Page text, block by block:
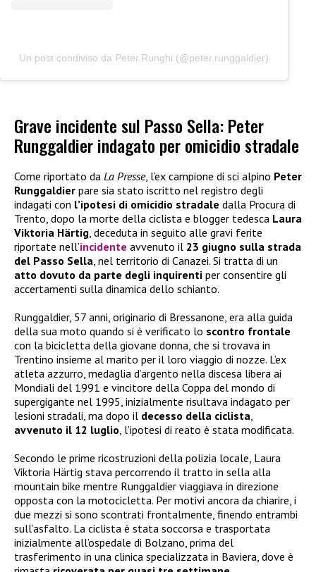
Un post condiviso da Peter.Runghi (@peter.runggaldier)
Grave incidente sul Passo Sella: Peter
Runggaldier indagato per omicidio stradale
Come riportato da La Presse, l’ex campione di sci alpino Peter
Runggaldier pare sia stato iscritto nel registro degli
indagati con l’ipotesi di omicidio stradale dalla Procura di
Trento, dopo la morte della ciclista e blogger tedesca Laura
Viktoria Härtig, deceduta in seguito alle gravi ferite
riportate nell’incidente avvenuto il 23 giugno sulla strada
del Passo Sella, nel territorio di Canazei. Si tratta di un
atto dovuto da parte degli inquirenti per consentire gli
accertamenti sulla dinamica dello schianto.
Runggaldier, 57 anni, originario di Bressanone, era alla guida
della sua moto quando si è verificato lo scontro frontale
con la bicicletta della giovane donna, che si trovava in
Trentino insieme al marito per il loro viaggio di nozze. L’ex
atleta azzurro, medaglia d’argento nella discesa libera ai
Mondiali del 1991 e vincitore della Coppa del mondo di
supergigante nel 1995, inizialmente risultava indagato per
lesioni stradali, ma dopo il decesso della ciclista,
avvenuto il 12 luglio, l’ipotesi di reato è stata modificata.
Secondo le prime ricostruzioni della polizia locale, Laura
Viktoria Härtig stava percorrendo il tratto in sella alla
mountain bike mentre Runggaldier viaggiava in direzione
opposta con la motocicletta. Per motivi ancora da chiarire, i
due mezzi si sono scontrati frontalmente, finendo entrambi
sull’asfalto. La ciclista è stata soccorsa e trasportata
inizialmente all’ospedale di Bolzano, prima del
trasferimento in una clinica specializzata in Baviera, dove è